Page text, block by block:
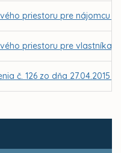
priestoru pre nájomcu
priestoru pre vlastníka
č. 126 zo dňa 27.04.2015